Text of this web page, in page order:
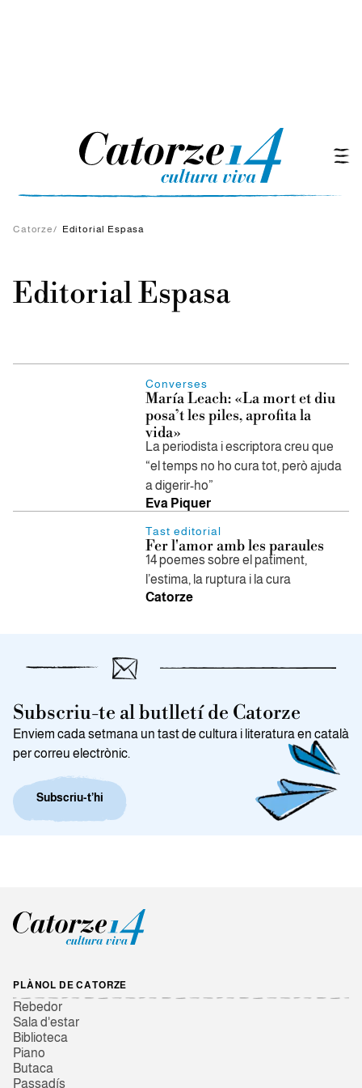
Catorze/ Editorial Espasa
Editorial Espasa
Converses
María Leach: «La mort et diu
posa’t les piles, aprofita la
vida»
La periodista i escriptora creu que
“el temps no ho cura tot, però ajuda
a digerir-ho”
Eva Piquer
Tast editorial
Fer l'amor amb les paraules
14 poemes sobre el patiment,
l’estima, la ruptura i la cura
Catorze
Subscriu-te al butlletí de Catorze
Enviem cada setmana un tast de cultura i literatura en català
per correu electrònic.
Subscriu-t’hi
PLÀNOL DE CATORZE
Rebedor
Sala d'estar
Biblioteca
Piano
Butaca
Passadís